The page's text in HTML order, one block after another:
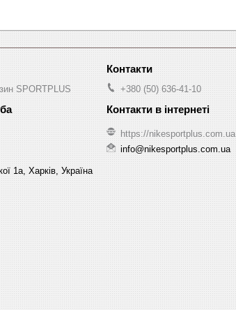
SPORTPLUS
1а, Харків, Україна
+380 (50) 636-41-10
https://nikesportplus.com.ua
info@nikesportplus.com.ua